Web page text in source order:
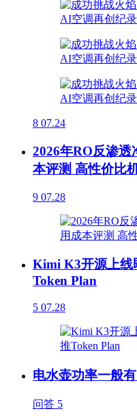
8 07.24
2026年RO反渗透
本评测 高性价比
9 07.28
Kimi K3开源上线
Token Plan
5 07.28
电水壶功率一般
问答 5